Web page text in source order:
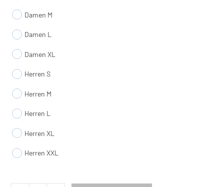
Damen M
Damen L
Damen XL
Herren S
Herren M
Herren L
Herren XL
Herren XXL